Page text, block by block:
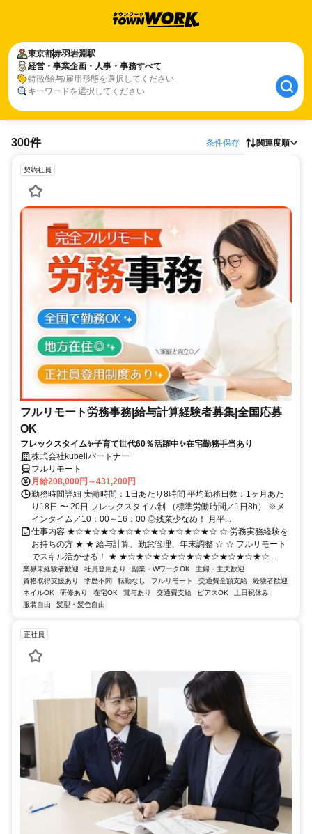
東京都赤羽岩淵駅
経営・事業企画・人事・事務すべて
特徴/給与/雇用形態を選択してください
キーワードを選択してください
300件 条件保存 関連度順
契約社員
フルリモート労務事務|給与計算経験者募集|全国応募
OK
フレックスタイム✨子育て世代60％活躍中✨在宅勤務手当あり
株式会社kubellパートナー
フルリモート
月給208,000円～431,200円
勤務時間詳細 実働時間：1日あたり8時間 平均勤務日数：1ヶ月あた
り18日 〜 20日 フレックスタイム制 （標準労働時間／1日8h） ※メ
インタイム／10：00～16：00 ◎残業少なめ！ 月平...
仕事内容 ★☆★☆★☆★☆★☆★☆★☆★☆★☆ ☆ 労務実務経験を
お持ちの方 ★ ★ 給与計算、勤怠管理、年末調整 ☆ ☆ フルリモート
でスキル活かせる！ ★ ★☆★☆★☆★☆★☆★☆★☆★☆★☆ ...
業界未経験者歓迎 社員登用あり 副業・WワークOK
主婦・主夫歓迎
資格取得支援あり
学歴不問 転勤なし フルリモート 交通費全額支給
経験者歓迎
ネイルOK
研修あり 在宅OK 賞与あり 交通費支給 ピアスOK
土日祝休み
服装自由
髪型・髪色自由
正社員